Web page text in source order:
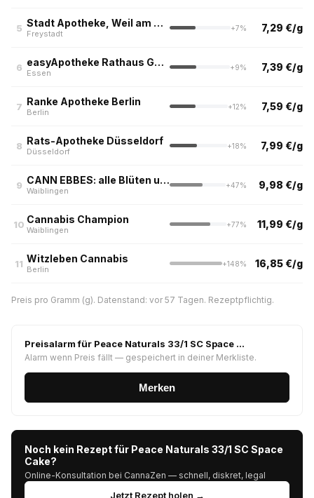
5 Stadt Apotheke, Weil am Rhein
Freystadt
+7% 7,29 €/g
6 easyApotheke Rathaus Galerie, Essen
Essen
+9% 7,39 €/g
7 Ranke Apotheke Berlin
Berlin
+12% 7,59 €/g
8 Rats-Apotheke Düsseldorf
Düsseldorf
+18% 7,99 €/g
9 CANN EBBES: alle Blüten unter 10eur
Waiblingen
+47% 9,98 €/g
10 Cannabis Champion
Waiblingen
+77% 11,99 €/g
11 Witzleben Cannabis
Berlin
+148% 16,85 €/g
Preis pro Gramm (g). Datenstand: vor 57 Tagen. Rezeptpflichtig.
Preisalarm für Peace Naturals 33/1 SC Space …
Alarm wenn Preis fällt — gespeichert in deiner Merkliste.
Merken
Noch kein Rezept für Peace Naturals 33/1 SC Space
Cake?
Online-Konsultation bei CannaZen — schnell, diskret, legal
Jetzt Rezept holen →